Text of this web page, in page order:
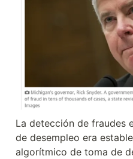
La detección de fraudes
de desempleo era
algorítmico de toma de